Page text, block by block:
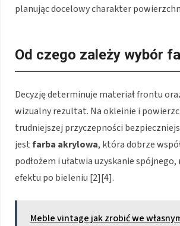
planując docelowy charakter
Od czego zależy wybór
Decyzję determinuje materiał frontu
wizualny rezultat. Na okleinie i
trudniejszej przyczepności
jestfarba akrylowa, która dobrze
podłożem i ułatwia uzyskanie
efektu po bieleniu [2][4].
Meble vintage jak zrobić we